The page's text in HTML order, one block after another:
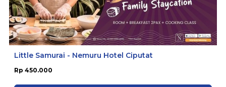
Little Samurai - Nemuru Hotel Ciputat
Rp 450.000